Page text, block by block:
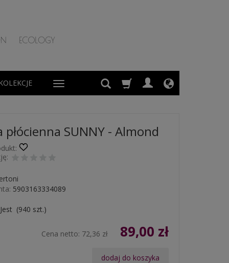
SUNNY - Almond
5903163334089
Jest (940 szt.)
Cena netto: 72,36 zł 89,00 zł
dodaj do koszyka